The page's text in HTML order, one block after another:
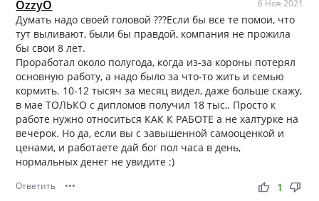
OzzyO 6 Ноя 2021
Думать надо своей головой ???Если бы все те помои, что
тут выливают, были бы правдой, компания не прожила
бы свои 8 лет.
Проработал около полугода, когда из-за короны потерял
основную работу, а надо было за что-то жить и семью
кормить. 10-12 тысяч за месяц видел, даже больше скажу,
в мае ТОЛЬКО с дипломов получил 18 тыс,. Просто к
работе нужно относиться КАК К РАБОТЕ а не халтурке на
вечерок. Но да, если вы с завышенной самооценкой и
ценами, и работаете дай бог пол часа в день,
нормальных денег не увидите :)
Ответить ••• thumb_up thumb_down
1